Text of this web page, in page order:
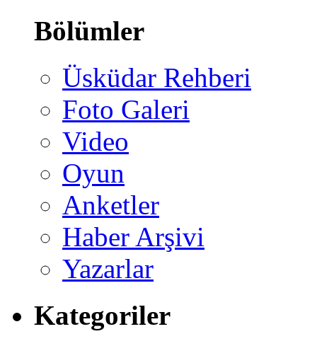
Bölümler
Üsküdar Rehberi
Foto Galeri
Video
Oyun
Anketler
Haber Arşivi
Yazarlar
Kategoriler